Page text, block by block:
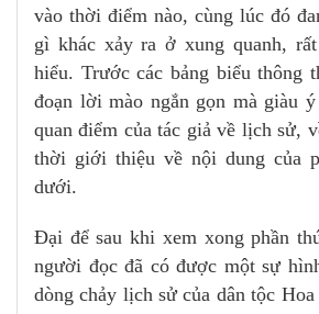
vào thời điểm nào, cùng lúc đó
gì khác xảy ra ở xung quanh,
hiểu. Trước các bảng biểu thông
đoạn lời mào ngắn gọn mà giàu
quan điểm của tác giả về lịch sử,
thời giới thiệu về nội dung của
dưới.
Đại để sau khi xem xong phần
người đọc đã có được một sự
dòng chảy lịch sử của dân tộc